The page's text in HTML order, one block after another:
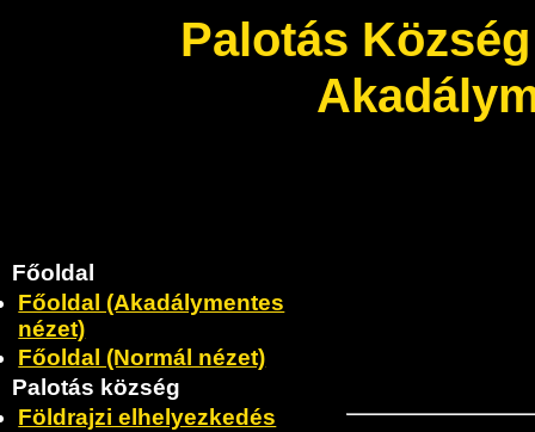
Palotás
Főoldal
Főoldal (Akadálymentes
nézet)
Főoldal (Normál nézet)
Palotás község
Földrajzi elhelyezkedés